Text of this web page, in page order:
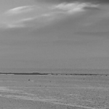
التجاوز